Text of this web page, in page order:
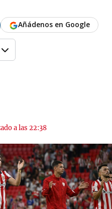
a las 22:38
Añádenos en Google